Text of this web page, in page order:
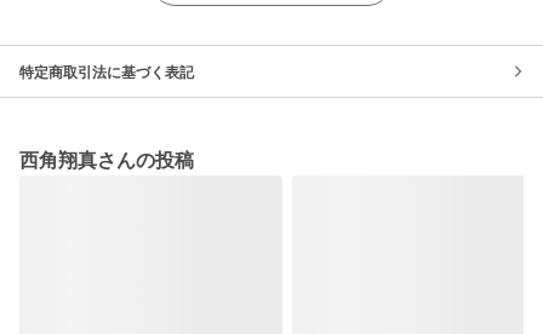
特定商取引法に基づく表記
西角翔真さんの投稿